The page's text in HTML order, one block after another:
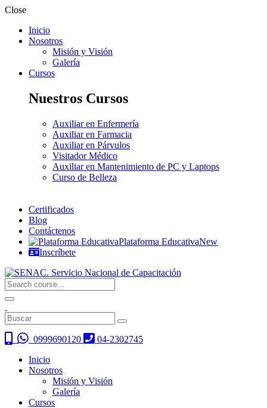
Close
Inicio
Nosotros
Misión y Visión
Galería
Cursos
Nuestros Cursos
Auxiliar en Enfermería
Auxiliar en Farmacia
Auxiliar en Párvulos
Visitador Médico
Auxiliar en Mantenimiento de PC y Laptops
Curso de Belleza
Certificados
Blog
Contáctenos
Plataforma EducativaNew
Inscríbete
0999690120
04-2302745
Inicio
Nosotros
Misión y Visión
Galería
Cursos